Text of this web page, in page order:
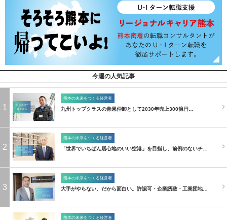
今週の人気記事
1
熊本の未来をつくる経営者
九州トップクラスの青果仲卸として2030年売上300億円…
2
熊本の未来をつくる経営者
「世界でいちばん居心地のいい空港」を目指し、前例のないチ…
3
熊本の未来をつくる経営者
大手がやらない、だから面白い。許認可・企業誘致・工業団地…
熊本の未来をつくる経営者